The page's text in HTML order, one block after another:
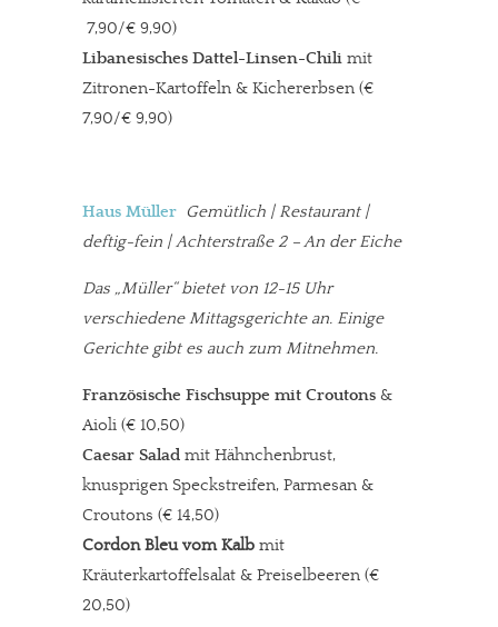
7,90/€ 9,90)
Libanesisches Dattel-Linsen-Chili mit
Zitronen-Kartoffeln & Kichererbsen (€
7,90/€ 9,90)
Haus Müller Gemütlich | Restaurant |
deftig-fein | Achterstraße 2 – An der Eiche
Das „Müller“ bietet von 12-15 Uhr
verschiedene Mittagsgerichte an. Einige
Gerichte gibt es auch zum Mitnehmen.
Französische Fischsuppe mit Croutons &
Aioli (€ 10,50)
Caesar Salad mit Hähnchenbrust,
knusprigen Speckstreifen, Parmesan &
Croutons (€ 14,50)
Cordon Bleu vom Kalb mit
Kräuterkartoffelsalat & Preiselbeeren (€
20,50)